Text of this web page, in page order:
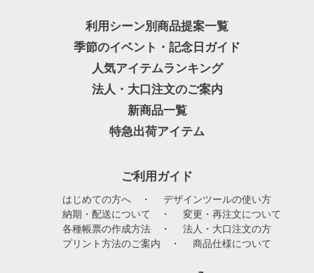
利用シーン別商品提案一覧
季節のイベント・記念日ガイド
人気アイテムランキング
法人・大口注文のご案内
新商品一覧
特急出荷アイテム
ご利用ガイド
はじめての方へ ・ デザインツールの使い方
納期・配送について
・ 変更・再注文について
各種帳票の作成方法 ・ 法人・大口注文の方
プリント方法のご案内 ・ 商品仕様について